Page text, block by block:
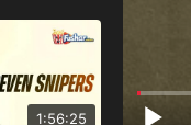
1:56:25